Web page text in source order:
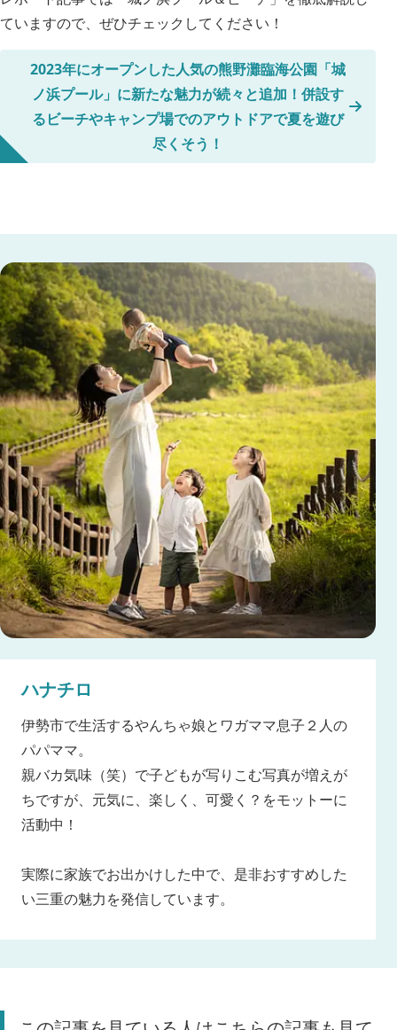
ていますので、ぜひチェックしてください！
2023年にオープンした人気の熊野灘臨海公園「城
ノ浜プール」に新たな魅力が続々と追加！併設す
るビーチやキャンプ場でのアウトドアで夏を遊び
尽くそう！
ハナチロ
伊勢市で生活するやんちゃ娘とワガママ息子２人の
パパママ。
親バカ気味（笑）で子どもが写りこむ写真が増えが
ちですが、元気に、楽しく、可愛く？をモットーに
活動中！
実際に家族でお出かけした中で、是非おすすめした
い三重の魅力を発信しています。